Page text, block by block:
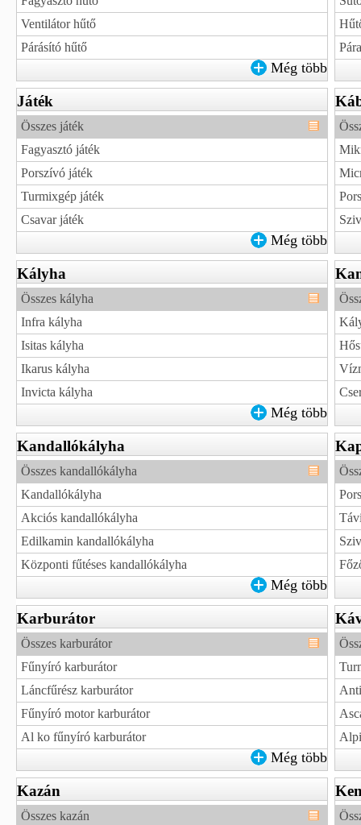
Ventilátor hűtő
Párásító hűtő
Még több
Játék
Összes játék
Fagyasztó játék
Porszívó játék
Turmixgép játék
Csavar játék
Még több
Kályha
Összes kályha
Infra kályha
Isitas kályha
Ikarus kályha
Invicta kályha
Még több
Kandallókályha
Összes kandallókályha
Kandallókályha
Akciós kandallókályha
Edilkamin kandallókályha
Központi fűtéses kandallókályha
Még több
Karburátor
Összes karburátor
Fűnyíró karburátor
Láncfűrész karburátor
Fűnyíró motor karburátor
Al ko fűnyíró karburátor
Még több
Kazán
Összes kazán